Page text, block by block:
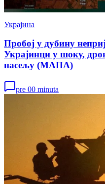
Украјина
Пробој у дубину
Украјинци у шоку,
насељу (МАПА)
pre 00 minuta